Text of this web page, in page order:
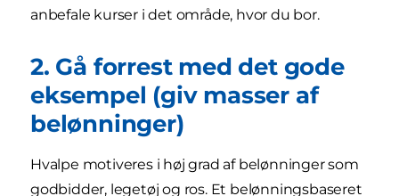
anbefale kurser i det område, hvor du bor.
2. Gå forrest med det gode
eksempel (giv masser af
belønninger)
Hvalpe motiveres i høj grad af belønninger som
godbidder, legetøj og ros. Et belønningsbaseret